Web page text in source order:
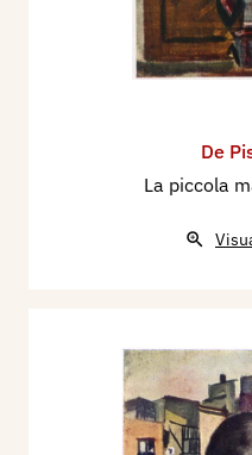
De
La piccola